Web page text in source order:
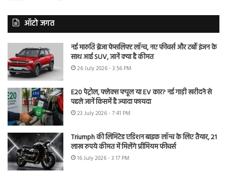
ऑटो जगत
नई मारुति ब्रेजा फेसलिफ्ट लॉन्च, नए फीचर्स और टर्बो इंजन के
साथ आई SUV, जानें क्या है कीमत
26 July 2026 - 3:56 PM
E20 पेट्रोल, फ्लेक्स फ्यूल या EV कार? नई गाड़ी खरीदने से
पहले जानें किसमें है ज्यादा फायदा
23 July 2026 - 7:41 PM
Triumph की लिमिटेड एडिशन बाइक लॉन्च के लिए तैयार, 21
लाख रुपये कीमत में मिलेंगे प्रीमियम फीचर्स
16 July 2026 - 3:17 PM